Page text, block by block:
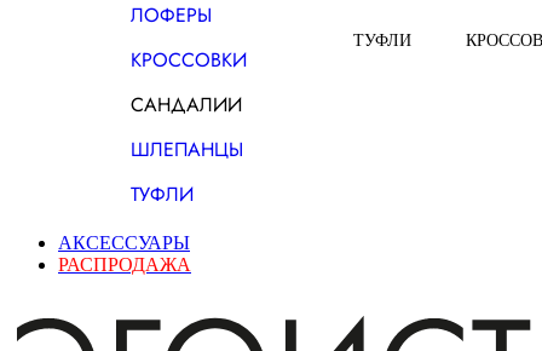
ЛОФЕРЫ
КРОССОВКИ
САНДАЛИИ
ШЛЕПАНЦЫ
ТУФЛИ
ТУФЛИ
АКСЕССУАРЫ
РАСПРОДАЖА